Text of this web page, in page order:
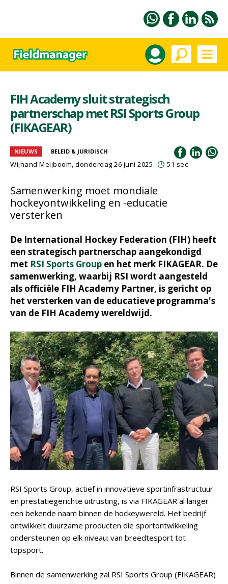
FIH Academy sluit strategisch
partnerschap met RSI Sports Group
(FIKAGEAR)
NIEUWS BELEID & JURIDISCH
Wijnand Meijboom, donderdag 26 juni 2025 51 sec
Samenwerking moet mondiale
hockeyontwikkeling en -educatie
versterken
De International Hockey Federation (FIH) heeft
een strategisch partnerschap aangekondigd
met RSI Sports Group en het merk FIKAGEAR. De
samenwerking, waarbij RSI wordt aangesteld
als officiële FIH Academy Partner, is gericht op
het versterken van de educatieve programma's
van de FIH Academy wereldwijd.
RSI Sports Group, actief in innovatieve sportinfrastructuur
en prestatiegerichte uitrusting, is via FIKAGEAR al langer
een bekende naam binnen de hockeywereld. Het bedrijf
ontwikkelt duurzame producten die sportontwikkeling
ondersteunen op elk niveau: van breedtesport tot
topsport.
Binnen de samenwerking zal RSI Sports Group (FIKAGEAR)